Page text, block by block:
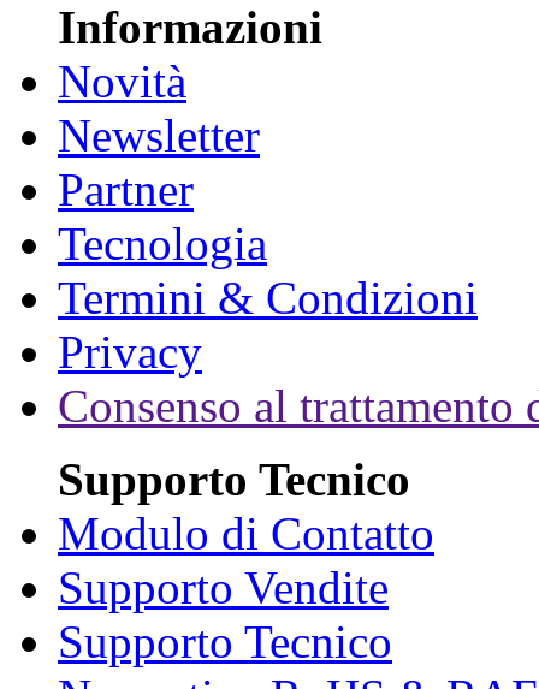
Informazioni
Novità
Newsletter
Partner
Tecnologia
Termini & Condizioni
Privacy
Consenso al trattamento
Supporto Tecnico
Modulo di Contatto
Supporto Vendite
Supporto Tecnico